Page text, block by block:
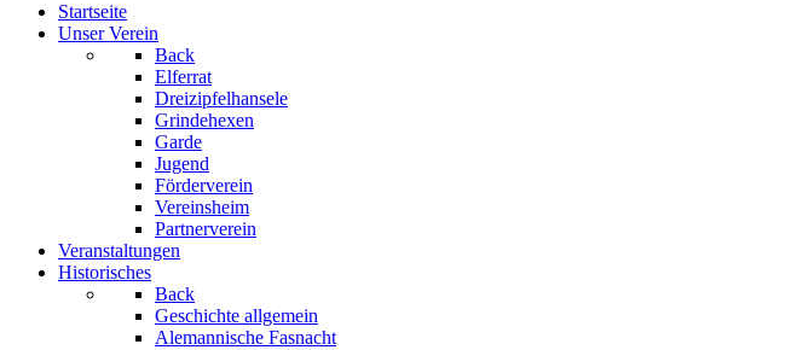
Startseite
Unser Verein
Back
Elferrat
Dreizipfelhansele
Grindehexen
Garde
Jugend
Förderverein
Vereinsheim
Partnerverein
Veranstaltungen
Historisches
Back
Geschichte allgemein
Alemannische Fasnacht